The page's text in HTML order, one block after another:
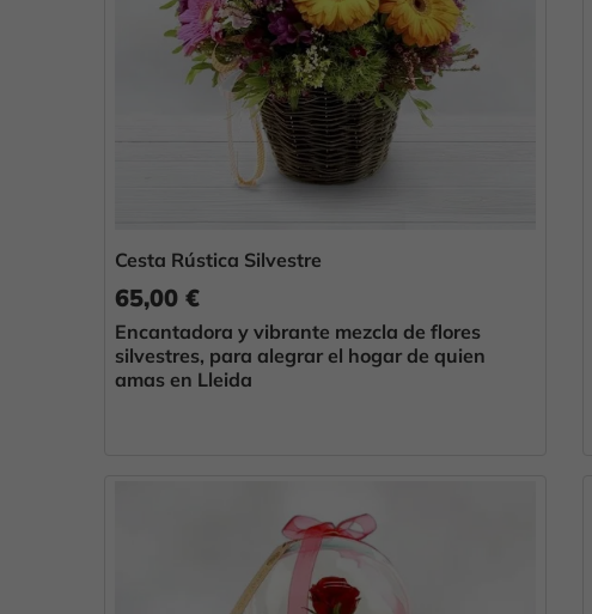
Cesta Rústica Silvestre
65,00 €
Encantadora y vibrante mezcla de flores
silvestres, para alegrar el hogar de quien
amas en Lleida